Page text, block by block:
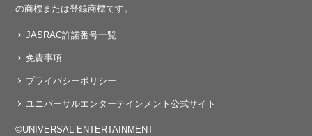
の商標または登録商標です。
JASRAC許諾番号一覧
免責事項
プライバシーポリシー
ユニバーサルエンターテインメント公式サイト
©UNIVERSAL ENTERTAINMENT